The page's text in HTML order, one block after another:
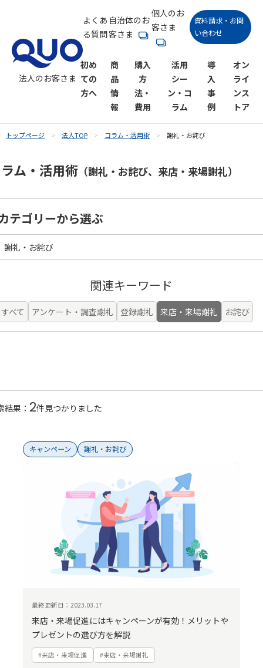
法人のお客さま
初め
ての
方へ
商
品
情
報
ド
ドPay
購入
方
法・
費用
かる費用
活用
シー
ン・コ
ラム
ペーン
御礼
SNSキャン
ペーン
各種謝礼
福利厚生・
社内報奨
株主優待・
ポイント交
覧
商品券・デ
キャンペー
謝礼・お詫
び
導
入
事
例
オン
ライ
ンス
トア
ドオンラ
ア
ドPayオン
トア
よくあ
る質問
自治体のお
客さま
個人のお
客さま
資料請求・お問
い合わせ
トップページ 法人TOP コラム・活用術 謝礼・お詫び
ム・活用術 （謝礼・お詫び、来店・来場謝礼）
テゴリーから選ぶ
関連キーワード
すべて アンケート・調査謝礼 登録謝礼 来店・来場謝礼 お詫び
結果： 2件見つかりました
キャンペーン 謝礼・お詫び
最終更新日：2023.03.17
来店・来場促進にはキャンペーンが有効！メリットや
プレゼントの選び方を解説
#来店・来場促進 #来店・来場謝礼